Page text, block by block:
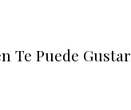
Te Puede Gustar